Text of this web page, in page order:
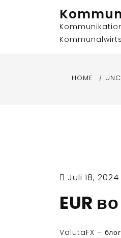
HOME
Juli 18, 2024
EUR
ValutaFX –